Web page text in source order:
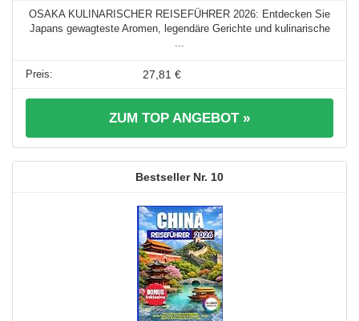
OSAKA KULINARISCHER REISEFÜHRER 2026: Entdecken Sie
Japans gewagteste Aromen, legendäre Gerichte und kulinarische
...
27,81 €
ZUM TOP ANGEBOT »
10